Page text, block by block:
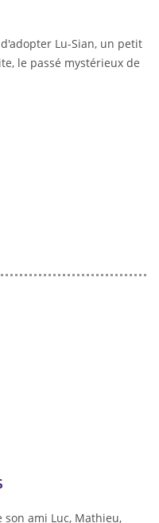
Lu-Sian, un petit
le passé mystérieux de
ami Luc, Mathieu,